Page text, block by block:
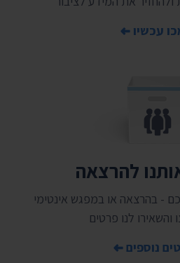
עכשיו
להרצאה
- בהרצאה או במפגש אינטימי
והשאירו לנו פרטים
נוספים